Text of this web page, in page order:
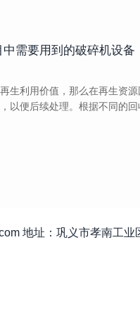
需要用到的破碎机设备
生利用价值，那么在再生资
以便后续处理。根据不同的回
地址：巩义市孝南工业